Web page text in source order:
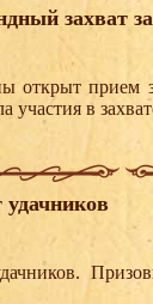
захват
открыт прием
в
удачников